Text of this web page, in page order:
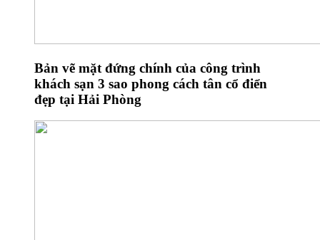
Bản vẽ mặt đứng chính của công trình
khách sạn 3 sao phong cách tân cổ điển
đẹp tại Hải Phòng